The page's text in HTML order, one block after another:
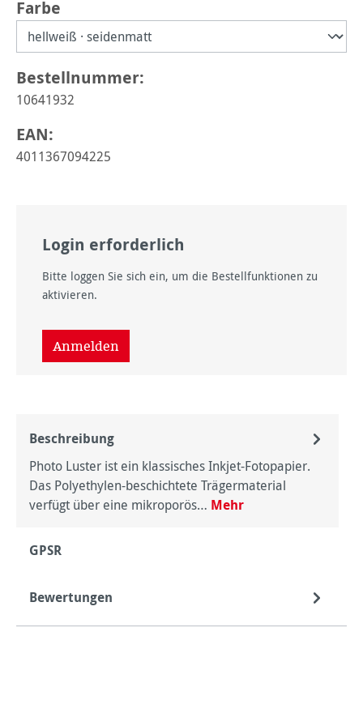
Farbe
Bestellnummer:
10641932
EAN:
4011367094225
Login erforderlich
Bitte loggen Sie sich ein, um die Bestellfunktionen zu
aktivieren.
Anmelden
Beschreibung
Photo Luster ist ein klassisches Inkjet-Fotopapier.
Das Polyethylen-beschichtete Trägermaterial
verfügt über eine mikroporös… Mehr
GPSR
Bewertungen